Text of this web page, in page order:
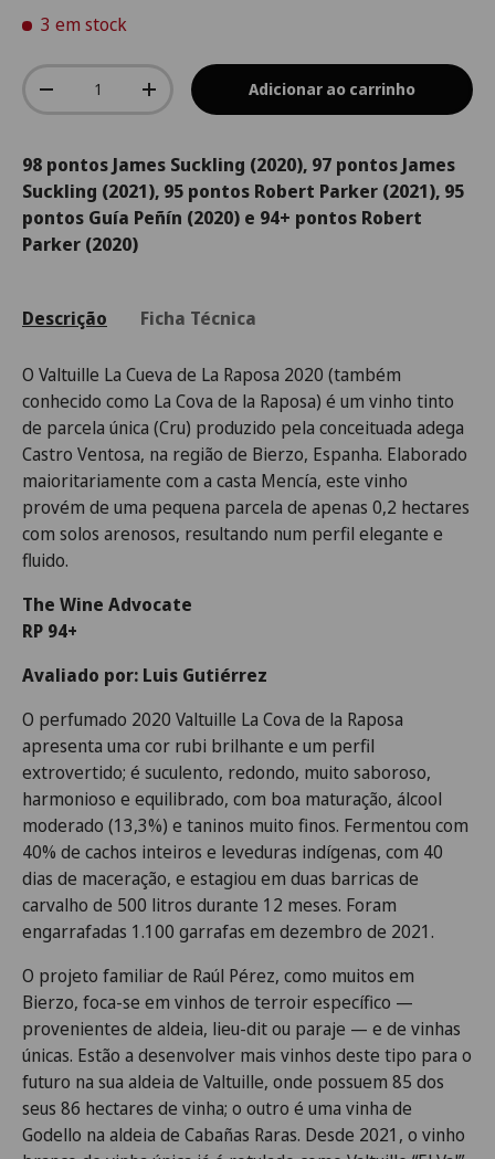
3 em stock
Qtd.
-
+ Adicionar ao carrinho
98 pontos James Suckling (2020), 97 pontos James
Suckling (2021), 95 pontos Robert Parker (2021), 95
pontos Guía Peñín (2020) e 94+ pontos Robert
Parker (2020)
Descrição Ficha Técnica
O Valtuille La Cueva de La Raposa 2020 (também
conhecido como La Cova de la Raposa) é um vinho tinto
de parcela única (Cru) produzido pela conceituada adega
Castro Ventosa, na região de Bierzo, Espanha. Elaborado
maioritariamente com a casta Mencía, este vinho
provém de uma pequena parcela de apenas 0,2 hectares
com solos arenosos, resultando num perfil elegante e
fluido.
The Wine Advocate
RP 94+
Avaliado por: Luis Gutiérrez
O perfumado 2020 Valtuille La Cova de la Raposa
apresenta uma cor rubi brilhante e um perfil
extrovertido; é suculento, redondo, muito saboroso,
harmonioso e equilibrado, com boa maturação, álcool
moderado (13,3%) e taninos muito finos. Fermentou com
40% de cachos inteiros e leveduras indígenas, com 40
dias de maceração, e estagiou em duas barricas de
carvalho de 500 litros durante 12 meses. Foram
engarrafadas 1.100 garrafas em dezembro de 2021.
O projeto familiar de Raúl Pérez, como muitos em
Bierzo, foca-se em vinhos de terroir específico —
provenientes de aldeia, lieu-dit ou paraje — e de vinhas
únicas. Estão a desenvolver mais vinhos deste tipo para o
futuro na sua aldeia de Valtuille, onde possuem 85 dos
seus 86 hectares de vinha; o outro é uma vinha de
Godello na aldeia de Cabañas Raras. Desde 2021, o vinho